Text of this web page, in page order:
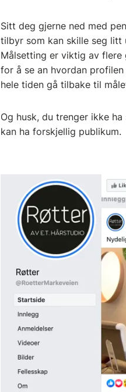
Sitt deg gjerne ned med
tilbyr som kan skille seg litt
Målsetting er viktig av flere
for å se an hvordan
hele tiden gå tilbake til
Og husk, du trenger ikke
kan ha forskjellig publikum.